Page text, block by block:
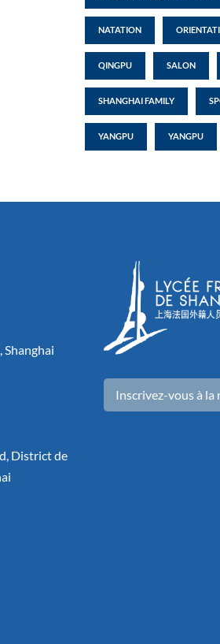
NATATION
QINGPU SALON
SHANGHAI FAMILY
YANGPU YANGPU
District de
Inscrivez-vous à